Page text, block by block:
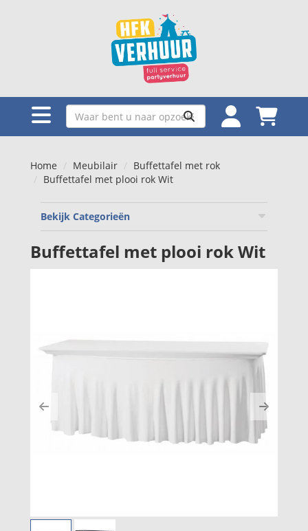
Home Meubilair
Buffettafel met rok
Buffettafel met plooi rok Wit
Bekijk Categorieën
Buffettafel met plooi rok Wit
Previous Next